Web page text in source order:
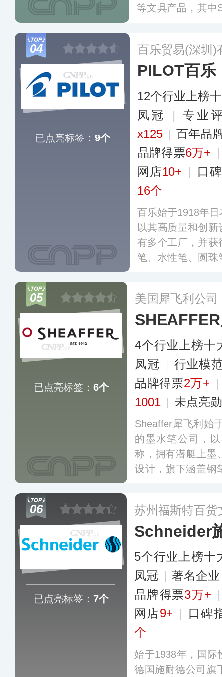
等文具产品，其中
04
已点亮标签： 9个
百乐贸易(深圳)
PILOT百乐
12个行业上榜
凤冠
|
专业
x125 | 百年品
品牌得票6万+
网店10+ |
口
16个
百乐始于1918年
以其高质量和创
有多个工厂，并获
笔、水性笔、圆
05
已点亮标签： 6个
美国犀飞利公司
4个行业上榜十
凤冠 | 行业模
品牌得票2万+ |
1001 | 未点亮
Sheaffer犀飞利始
的墨水笔公司，
称‌，拥有潜艇上墨
设计，旗下涵盖钢
06
已点亮标签： 7个
苏州福斯特百货
Schneider
5个行业上榜十
凤冠 | 著名企
品牌得票3万+
网店9+ |
口碑
个
始于1938年，国际
德国施耐德公司旗